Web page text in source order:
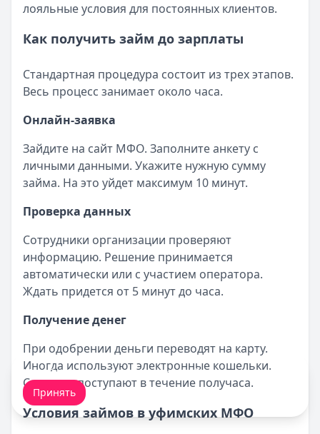
лояльные условия для постоянных клиентов.
Как получить займ до зарплаты
Стандартная процедура состоит из трех этапов.
Весь процесс занимает около часа.
Онлайн-заявка
Зайдите на сайт МФО. Заполните анкету с
личными данными. Укажите нужную сумму
займа. На это уйдет максимум 10 минут.
Проверка данных
Сотрудники организации проверяют
информацию. Решение принимается
автоматически или с участием оператора.
Ждать придется от 5 минут до часа.
Получение денег
При одобрении деньги переводят на карту.
Иногда используют электронные кошельки.
Средства поступают в течение получаса.
Условия займов в уфимских МФО
Мы обрабатываем ваши cookie-файлы.
Принять